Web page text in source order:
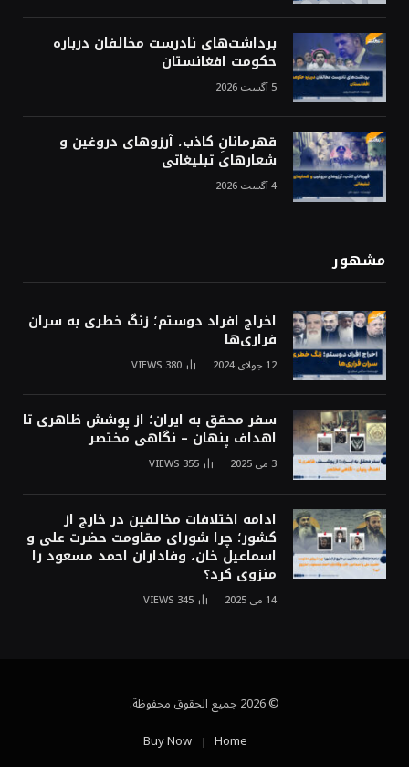
برداشت‌های نادرست مخالفان درباره
حکومت افغانستان
5 آگست 2026
قهرمانانِ کاذب، آرزوهای دروغین و
شعارهای تبلیغاتی
4 آگست 2026
مشهور
اخراج افراد دوستم؛ زنگ خطری به سران
فراری‌ها
12 جولای 2024 380
VIEWS
سفر محقق به ایران؛ از پوشش ظاهری تا
اهداف پنهان – نگاهی مختصر
3 می 2025 355
VIEWS
ادامه اختلافات مخالفین در خارج از
کشور؛ چرا شورای مقاومت حضرت علی و
اسماعیل خان، وفاداران احمد مسعود را
منزوی کرد؟
14 می 2025 345
VIEWS
© 2026 جميع الحقوق محفوظة.
Home
Buy Now